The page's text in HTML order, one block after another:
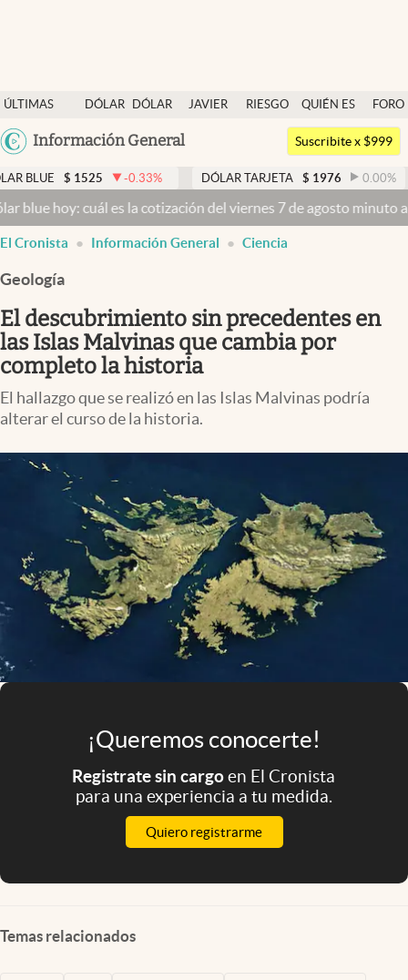
ÚLTIMAS
NOTICIAS
DÓLAR
DÓLAR
JAVIER
RIESGO
QUIÉN ES
QUIÉN
FORO
Argentina
México
Información General
Dólar
Members
Economía y Política
Finanzas y Mercados
Mercados Online
Negocios
Columnistas
Otras secciones
Apertura
Infotechnology
Clase
Eventos Corporativos
El Cronista Studio
abre en nueva pestaña
Suscribite x $999
1525 -0.33% DÓLAR TARJETA $ 1976 0.00% DÓLAR
cuál es la cotización del viernes 7 de agosto minuto a minuto
El Cronista Información General Ciencia
Geología
El descubrimiento sin precedentes en
las Islas Malvinas que cambia por
completo la historia
El hallazgo que se realizó en las Islas Malvinas podría
alterar el curso de la historia.
¡Queremos conocerte!
Registrate sin cargoen El Cronista
para una experiencia a tu medida.
Quiero registrarme
Temas relacionados